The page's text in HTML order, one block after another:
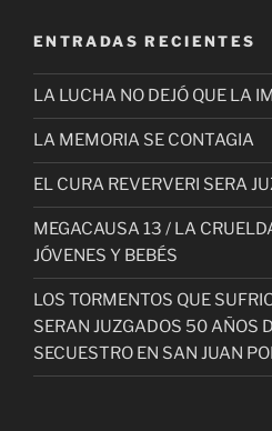
ENTRADAS RECIENTES
LA LUCHA NO DEJÓ QUE LA
LA MEMORIA SE CONTAGIA
EL CURA REVERVERI SERA
MEGACAUSA 13 / LA
JÓVENES Y BEBÉS
LOS TORMENTOS QUE
SERAN JUZGADOS 50 AÑOS
SECUESTRO EN SAN JUAN